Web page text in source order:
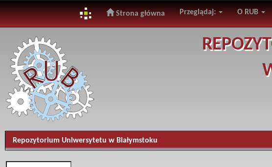
navigation
Strona główna Przeglądaj: O RUB
Repozytorium Uniwersytetu w Białymstoku